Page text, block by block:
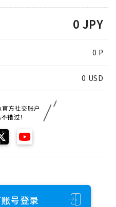
0 JPY
0 P
0 USD
方社交账户
错过！
号登录